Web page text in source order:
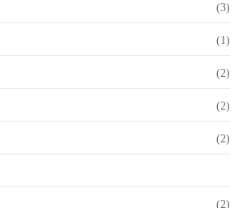
(3)
(1)
(2)
(2)
(2)
(2)